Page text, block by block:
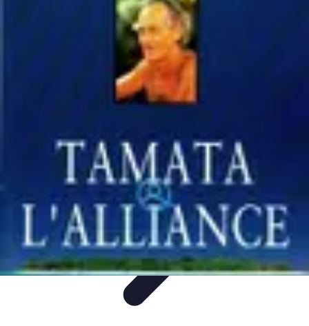
Sécurité en voyageVoyage Écoresponsable
Conseils Pratiques